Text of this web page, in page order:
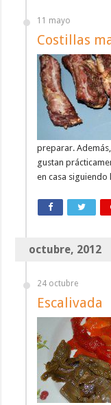
11 mayo
Costillas
preparar.
gustan
en casa siguiendo
octubre, 2012
24 octubre
Escalivada